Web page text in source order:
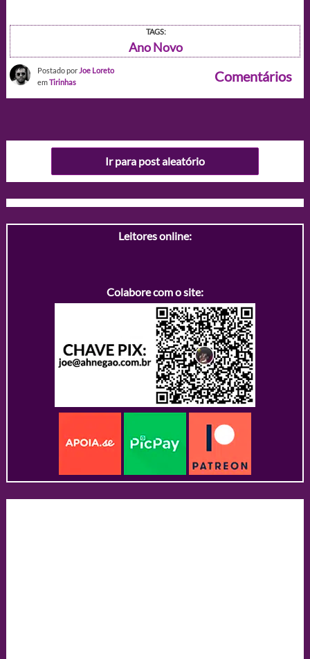
TAGS:
Ano Novo
Postado por Joe Loreto
emTirinhas Comentários
Ir para post aleatório
Leitores online:
Colabore com o site: